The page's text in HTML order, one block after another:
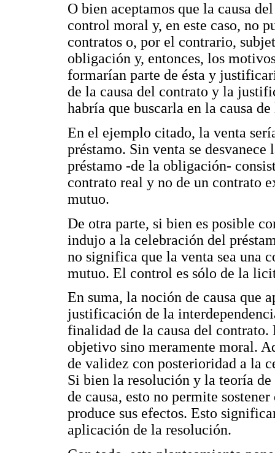
O bien aceptamos que la causa
control moral y, en este caso, no
contratos o, por el contrario,
obligación y, entonces, los
formarían parte de ésta y
de la causa del contrato y la
habría que buscarla en la causa
En el ejemplo citado, la venta
préstamo. Sin venta se
préstamo -de la obligación-
contrato real y no de un contrato
mutuo.
De otra parte, si bien es posible
indujo a la celebración del
no significa que la venta sea una
mutuo. El control es sólo de la
En suma, la noción de causa que
justificación de la
finalidad de la causa del
objetivo sino meramente moral.
de validez con posterioridad a la
Si bien la resolución y la teoría
de causa, esto no permite
produce sus efectos. Esto
aplicación de la resolución.